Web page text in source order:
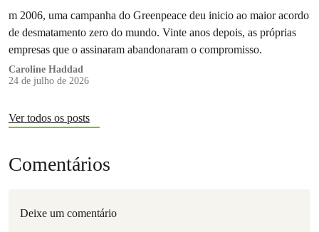
m 2006, uma campanha do Greenpeace deu inicio ao maior acordo
de desmatamento zero do mundo. Vinte anos depois, as próprias
empresas que o assinaram abandonaram o compromisso.
Caroline Haddad
24 de julho de 2026
Ver todos os posts
Comentários
Deixe um comentário